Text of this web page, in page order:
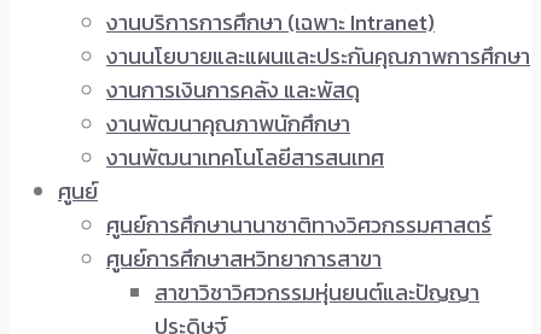
งานบริการการศึกษา (เฉพาะ Intranet)
งานนโยบายและแผนและประกันคุณภาพการศึกษา
งานการเงินการคลัง และพัสดุ
งานพัฒนาคุณภาพนักศึกษา
งานพัฒนาเทคโนโลยีสารสนเทศ
ศูนย์
ศูนย์การศึกษานานาชาติทางวิศวกรรมศาสตร์
ศูนย์การศึกษาสหวิทยาการสาขา
สาขาวิชาวิศวกรรมหุ่นยนต์และปัญญา
ประดิษฐ์